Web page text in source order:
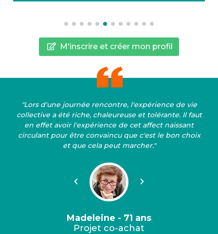
M'inscrire et créer mon profil
"Lors d'une journée rencontre, l'expérience de vie
collective a été riche, chaleureuse et tolérante. Il faut
en effet avoir l'expérience de cet affect naissant
circulant pour être convaincu que c'est le bon choix
et que cela peut marcher."
Précédent Suivant
Madeleine - 71 ans
Projet co-achat